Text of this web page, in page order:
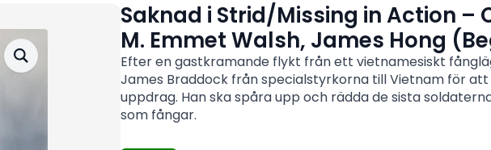
Saknad i Strid/Missing in Action –
M. Emmet Walsh, James Hong
Efter en gastkramande flykt från ett vietnamesiskt
James Braddock från specialstyrkorna till Vietnam för
uppdrag. Han ska spåra upp och rädda de sista
som fångar.